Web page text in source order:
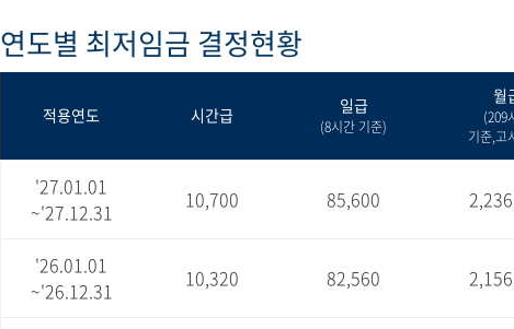
연도별 최저임금 결정현황
적용연도 시간급 일급
(8시간 기준)
월
(209
기준,고
'27.01.01
~'27.12.31
10,700 85,600
'26.01.01
~'26.12.31
10,320 82,560